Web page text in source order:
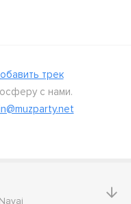
трек
с нами.